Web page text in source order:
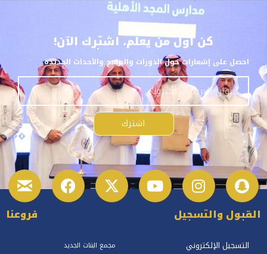
كن أول من يعلم، اشترك الآن!
احصل على إشعارات حول الدورات والبرامج والأحداث الجديدة.
اشترك
القبول والتسجيل
التسجيل الإلكتروني
فروعنا
مجمع البنات الجديد